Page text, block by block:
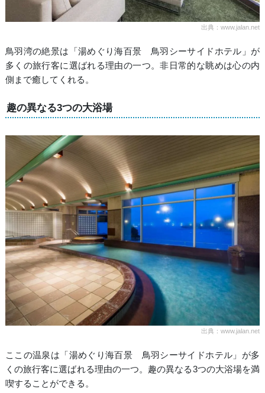
出典：www.jalan.net
鳥羽湾の絶景は「湯めぐり海百景 鳥羽シーサイドホテル」が
多くの旅行客に選ばれる理由の一つ。非日常的な眺めは心の内
側まで癒してくれる。
趣の異なる3つの大浴場
出典：www.jalan.net
ここの温泉は「湯めぐり海百景 鳥羽シーサイドホテル」が多
くの旅行客に選ばれる理由の一つ。趣の異なる3つの大浴場を満
喫することができる。